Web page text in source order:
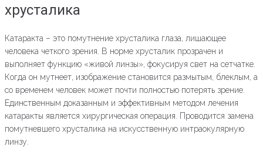
хрусталика
Катаракта – это помутнение хрусталика глаза, лишающее
человека четкого зрения. В норме хрусталик прозрачен и
выполняет функцию «живой линзы», фокусируя свет на сетчатке.
Когда он мутнеет, изображение становится размытым, блеклым, а
со временем человек может почти полностью потерять зрение.
Единственным доказанным и эффективным методом лечения
катаракты является хирургическая операция. Проводится замена
помутневшего хрусталика на искусственную интраокулярную
линзу.